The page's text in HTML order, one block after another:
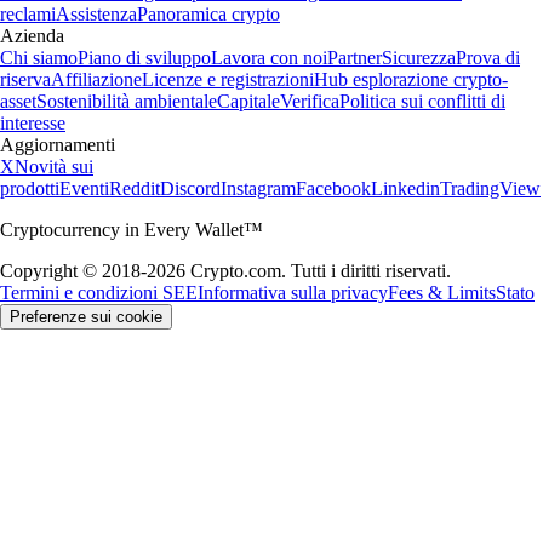
reclamiAssistenzaPanoramica crypto
Azienda
Chi siamoPiano di sviluppoLavora con noiPartnerSicurezzaProva di
riservaAffiliazioneLicenze e registrazioniHub esplorazione crypto-
assetSostenibilità ambientaleCapitaleVerificaPolitica sui conflitti di
interesse
Aggiornamenti
XNovità sui
prodottiEventiRedditDiscordInstagramFacebookLinkedinTradingView
Cryptocurrency in Every Wallet™
Copyright © 2018-2026 Crypto.com. Tutti i diritti riservati.
Termini e condizioni SEEInformativa sulla privacyFees & LimitsStato
Preferenze sui cookie